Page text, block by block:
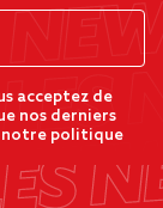
acceptez de
nos derniers
notre politique